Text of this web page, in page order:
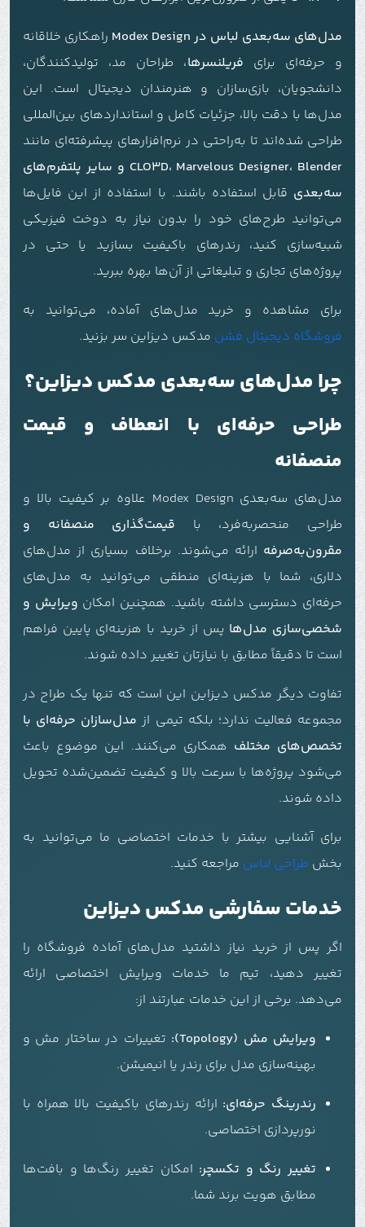
مدل‌های سه‌بعدی لباس در Modex Design
راهکاری خلاقانه
و حرفه‌ای برای فریلنسرها، طراحان مد، تولیدکنندگان،
دانشجویان، بازی‌سازان و هنرمندان دیجیتال است. این
مدل‌ها با دقت بالا، جزئیات کامل و استانداردهای بین‌المللی
طراحی شده‌اند تا به‌راحتی در نرم‌افزارهای پیشرفته‌ای مانند
CLO3D، Marvelous Designer، Blender و سایر پلتفرم‌های
سه‌بعدی قابل استفاده باشند. با استفاده از این فایل‌ها
می‌توانید طرح‌های خود را بدون نیاز به دوخت فیزیکی
شبیه‌سازی کنید، رندرهای باکیفیت بسازید یا حتی در
پروژه‌های تجاری و تبلیغاتی از آن‌ها بهره ببرید.
برای مشاهده و خرید مدل‌های آماده، می‌توانید به
فروشگاه دیجیتال فشن مدکس دیزاین سر بزنید.
چرا مدل‌های سه‌بعدی مدکس دیزاین؟
طراحی حرفه‌ای با انعطاف و قیمت
منصفانه
مدل‌های سه‌بعدی Modex Design علاوه بر کیفیت بالا و
طراحی منحصربه‌فرد، با قیمت‌گذاری منصفانه و
مقرون‌به‌صرفه ارائه می‌شوند. برخلاف بسیاری از مدل‌های
دلاری، شما با هزینه‌ای منطقی می‌توانید به مدل‌های
حرفه‌ای دسترسی داشته باشید. همچنین امکان ویرایش و
شخصی‌سازی مدل‌ها پس از خرید با هزینه‌ای پایین فراهم
است تا دقیقاً مطابق با نیازتان تغییر داده شوند.
تفاوت دیگر مدکس دیزاین این است که تنها یک طراح در
مجموعه فعالیت ندارد؛ بلکه تیمی از مدل‌سازان حرفه‌ای با
تخصص‌های مختلف همکاری می‌کنند. این موضوع باعث
می‌شود پروژه‌ها با سرعت بالا و کیفیت تضمین‌شده تحویل
داده شوند.
برای آشنایی بیشتر با خدمات اختصاصی ما می‌توانید به
بخش طراحی لباس مراجعه کنید.
خدمات سفارشی مدکس دیزاین
اگر پس از خرید نیاز داشتید مدل‌های آماده فروشگاه را
تغییر دهید، تیم ما خدمات ویرایش اختصاصی ارائه
می‌دهد. برخی از این خدمات عبارتند از:
ویرایش مش (Topology):
تغییرات در ساختار مش و
بهینه‌سازی مدل برای رندر یا انیمیشن.
رندرینگ حرفه‌ای: ارائه رندرهای باکیفیت بالا همراه با
نورپردازی اختصاصی.
تغییر رنگ و تکسچر: امکان تغییر رنگ‌ها و بافت‌ها
مطابق هویت برند شما.